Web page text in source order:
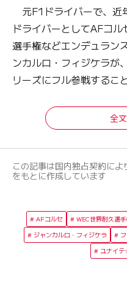
元F1ドライバーで、近
ドライバーとしてAFコ
選手権などエンデュラン
ンカルロ・フィジケラが
リーズにフル参戦するこ
全
この記事は国内独占契約によ
をもとに作成しています
AFコルセ WEC世界耐久選
ジャンカルロ・フィジケラ
ユナイ